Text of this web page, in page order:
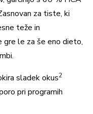
za tiste, ki
teže in
gre le za še eno dieto,
sladek okus2
pri programih